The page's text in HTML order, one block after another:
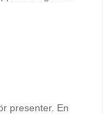
presenter. En